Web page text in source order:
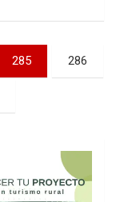
285 286